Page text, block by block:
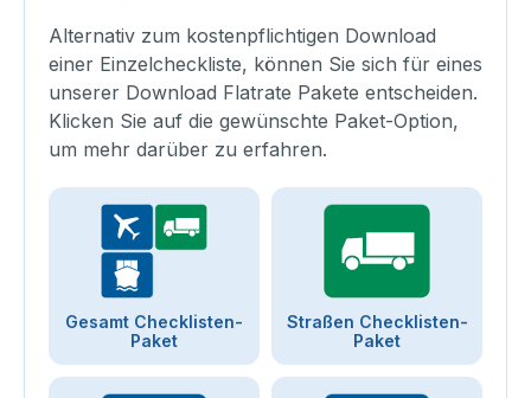
Alternativ zum kostenpflichtigen Download
einer Einzelcheckliste, können Sie sich für eines
unserer Download Flatrate Pakete entscheiden.
Klicken Sie auf die gewünschte Paket-Option,
um mehr darüber zu erfahren.
Gesamt Checklisten-
Paket
Straßen Checklisten-
Paket